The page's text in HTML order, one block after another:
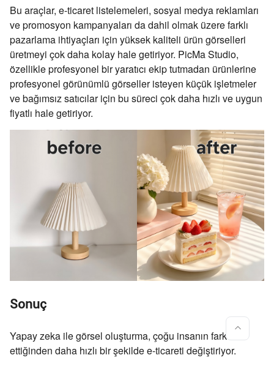
Bu araçlar, e-ticaret listelemeleri, sosyal medya reklamları
ve promosyon kampanyaları da dahil olmak üzere farklı
pazarlama ihtiyaçları için yüksek kaliteli ürün görselleri
üretmeyi çok daha kolay hale getiriyor. PicMa Studio,
özellikle profesyonel bir yaratıcı ekip tutmadan ürünlerine
profesyonel görünümlü görseller isteyen küçük işletmeler
ve bağımsız satıcılar için bu süreci çok daha hızlı ve uygun
fiyatlı hale getiriyor.
Sonuç
Yapay zeka ile görsel oluşturma, çoğu insanın fark
ettiğinden daha hızlı bir şekilde e-ticareti değiştiriyor.